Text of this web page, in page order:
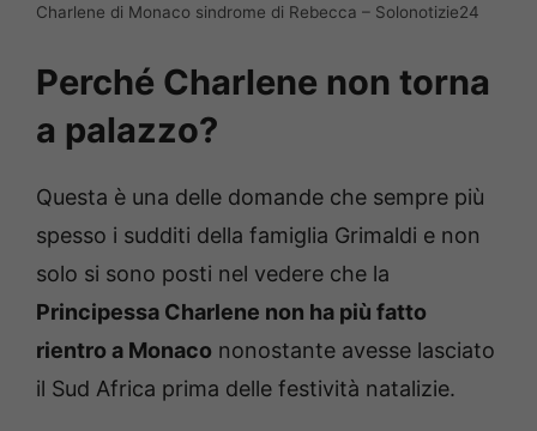
Charlene di Monaco sindrome di Rebecca – Solonotizie24
Perché Charlene non torna
a palazzo?
Questa è una delle domande che sempre più
spesso i sudditi della famiglia Grimaldi e non
solo si sono posti nel vedere che la
Principessa Charlene non ha più fatto
rientro a Monaco nonostante avesse lasciato
il Sud Africa prima delle festività natalizie.